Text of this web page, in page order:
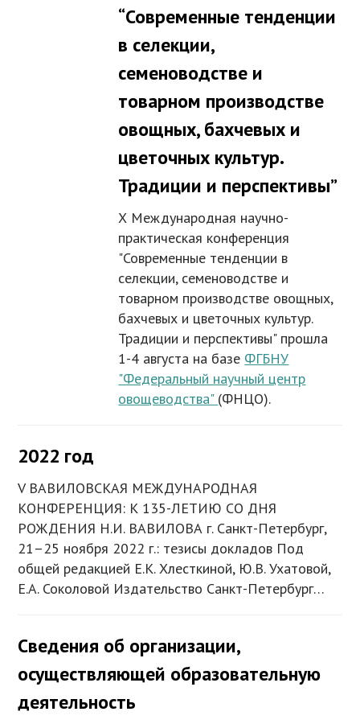
“Современные тенденции
в селекции,
семеноводстве и
товарном производстве
овощных, бахчевых и
цветочных культур.
Традиции и перспективы”
Х Международная научно-
практическая конференция
"Современные тенденции в
селекции, семеноводстве и
товарном производстве овощных,
бахчевых и цветочных культур.
Традиции и перспективы" прошла
1-4 августа на базе ФГБНУ
"Федеральный научный центр
овощеводства" (ФНЦО).
2022 год
V ВАВИЛОВСКАЯ МЕЖДУНАРОДНАЯ
КОНФЕРЕНЦИЯ: К 135-ЛЕТИЮ СО ДНЯ
РОЖДЕНИЯ Н.И. ВАВИЛОВА г. Санкт-Петербург,
21–25 ноября 2022 г.: тезисы докладов Под
общей редакцией Е.К. Хлесткиной, Ю.В. Ухатовой,
Е.А. Соколовой Издательство Санкт-Петербург…
Сведения об организации,
осуществляющей образовательную
деятельность